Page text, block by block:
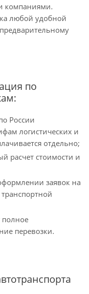
компаниями.
любой удобной
по
России
логистических и
отдельно;
расчет стоимости и
заявок на
полное
перевозки.